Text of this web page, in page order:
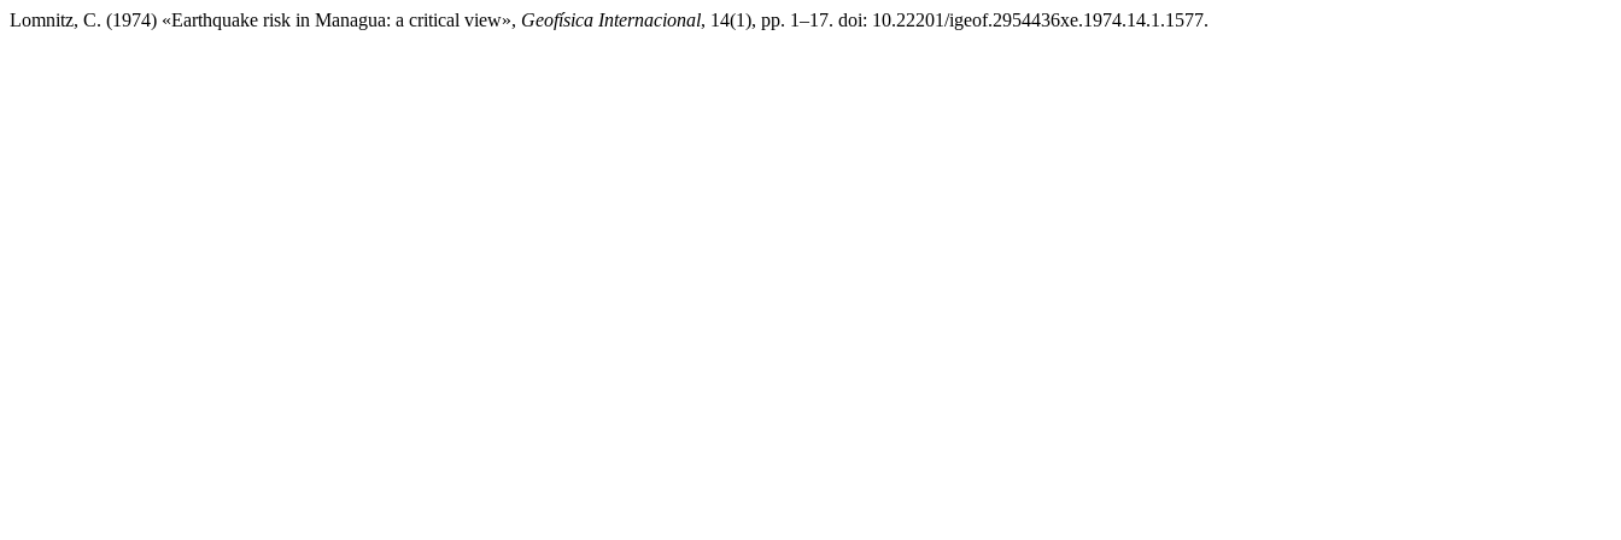
Lomnitz, C. (1974) «Earthquake risk in Managua: a critical view», Geofísica Internacional, 14(1), pp. 1–17. doi: 10.22201/igeof.2954436xe.1974.14.1.1577.